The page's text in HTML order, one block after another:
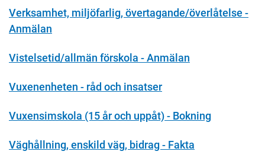
Verksamhet, miljöfarlig, övertagande/överlåtelse -
Anmälan
Vistelsetid/allmän förskola - Anmälan
Vuxenenheten - råd och insatser
Vuxensimskola (15 år och uppåt) - Bokning
Väghållning, enskild väg, bidrag - Fakta